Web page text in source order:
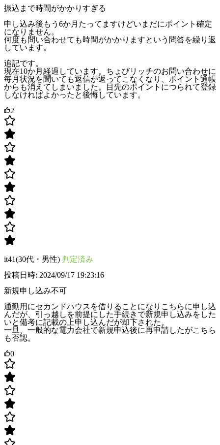
振込まで時間がかかりすぎる
申し込み後もう6か月たってますけどいまだにポイント確定
になりません。
何度も問い合わせても時間がかかりますという問答を繰り返
しています。
追記です。
現在10か月経過しています。ちょびリッチのお問い合わせに
毎月状況を聞いても返信が返ってこなくなり、ポイント通帳
からも消えてしまいました。目先のポイントにつられて登録
しなければよかったと後悔しています。
2
it41(30代・男性) 判定済み
投稿日時: 2024/09/17 19:23:16
新規申し込み不可
通勤用にセカンドハウスを借りることになりこちらに申し込
んだが、引っ越しを前提にした手続きで新規申し込みをした
いと備考に記載の上申し込んだが却下された。
一旦、一般的な電力会社で新規申込後に再申請したがこちら
も否認。
0